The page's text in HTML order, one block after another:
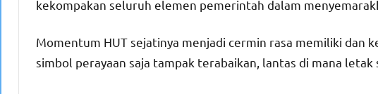
kekompakan seluruh elemen pemerintah dalam
Momentum HUT sejatinya menjadi cermin rasa memiliki dan
simbol perayaan saja tampak terabaikan, lantas di mana